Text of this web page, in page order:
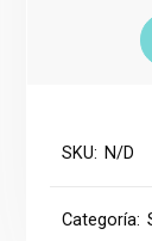
SKU: N/D
Categoría: